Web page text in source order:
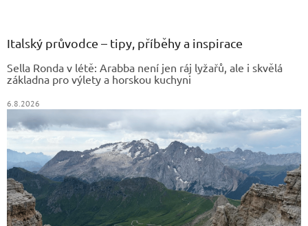
Italský průvodce – tipy, příběhy a inspirace
Sella Ronda v létě: Arabba není jen ráj lyžařů, ale i skvělá
základna pro výlety a horskou kuchyni
6.8.2026